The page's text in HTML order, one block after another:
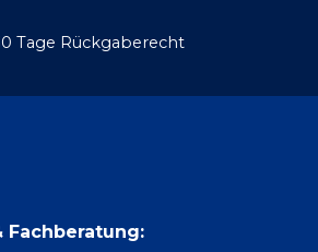
Tage Rückgaberecht
Fachberatung: